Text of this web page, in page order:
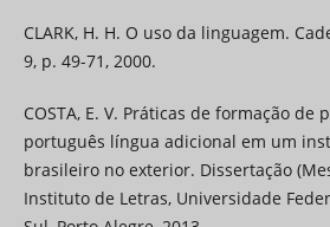
CLARK, H. H. O uso da linguagem.
9, p. 49-71, 2000.
COSTA, E. V. Práticas de formação de
português língua adicional em um
brasileiro no exterior. Dissertação
Instituto de Letras, Universidade